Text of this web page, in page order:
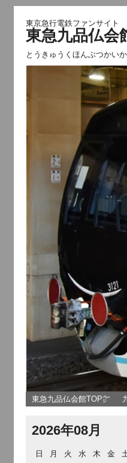
東京急行電鉄ファンサイト
東急九品仏会
とうきゅうくほんぶつかい
東急九品仏会館TOP㌻
2026年08月
日 月 火 水 木 金